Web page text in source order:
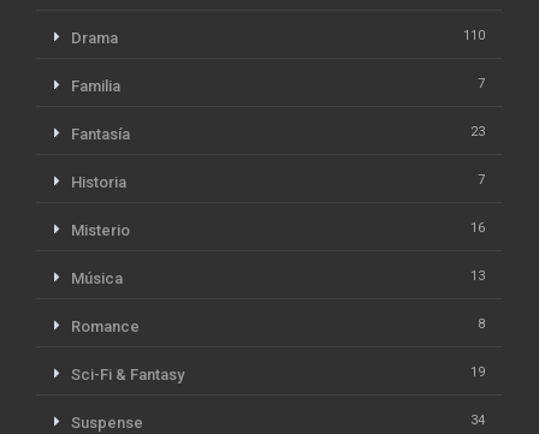
Drama 110
Familia 7
Fantasía 23
Historia 7
Misterio 16
Música 13
Romance 8
Sci-Fi & Fantasy 19
Suspense 34